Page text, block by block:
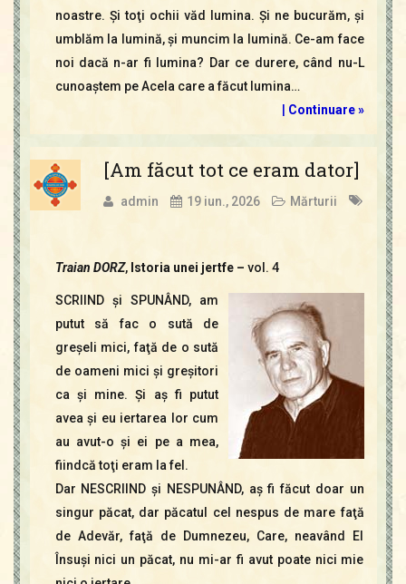
noastre. Şi toţi ochii văd lumina. Şi ne bucurăm, şi
umblăm la lumină, şi muncim la lumină. Ce-am face
noi dacă n-ar fi lumina? Dar ce durere, când nu-L
cunoaştem pe Acela care a făcut lumina…
Continuare »
[Am făcut tot ce eram dator]
admin 19 iun., 2026 Mărturii
Traian DORZ, Istoria unei jertfe – vol. 4
SCRIIND şi SPUNÂND, am
putut să fac o sută de
greşeli mici, faţă de o sută
de oameni mici şi greşitori
ca şi mine. Şi aş fi putut
avea şi eu iertarea lor cum
au avut-o şi ei pe a mea,
fiindcă toţi eram la fel.
Dar NESCRIIND şi NESPUNÂND, aş fi făcut doar un
singur păcat, dar păcatul cel nespus de mare faţă
de Adevăr, faţă de Dumnezeu, Care, neavând El
Însuşi nici un păcat, nu mi-ar fi avut poate nici mie